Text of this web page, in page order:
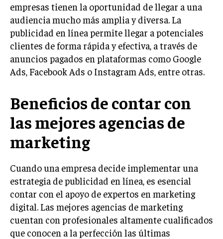
MARKETING DIGITAL
PUBLICIDAD
VENTAS Y PERSUASIÓN
GESTIÓN DE PRODUCTOS
GESTIÓN DE MARCA
INVESTIGACIÓN DE MERCADO
ANÁLISIS DE COMPETENCIA
EMPRENDIMIENTO
INNOVACIÓN EMPRESARIAL
GESTIÓN DEL CAMBIO
LIDERAZGO
empresas tienen la oportunidad de llegar a una
audiencia mucho más amplia y diversa. La
publicidad en línea permite llegar a potenciales
clientes de forma rápida y efectiva, a través de
anuncios pagados en plataformas como Google
Ads, Facebook Ads o Instagram Ads, entre otras.
Beneficios de contar con
las mejores agencias de
marketing
Cuando una empresa decide implementar una
estrategia de publicidad en línea, es esencial
contar con el apoyo de expertos en marketing
digital. Las mejores agencias de marketing
cuentan con profesionales altamente cualificados
que conocen a la perfección las últimas